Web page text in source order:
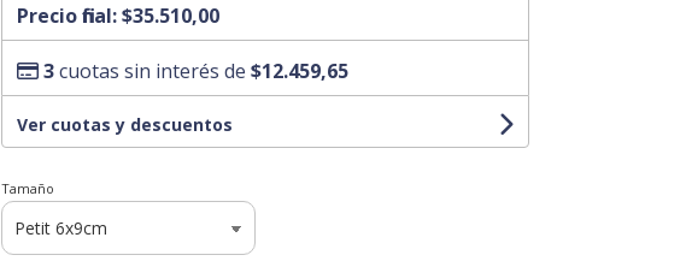
Precio final:$35.510,00
3cuotas sin interés de $12.459,65
Ver cuotas y descuentos
Tamaño